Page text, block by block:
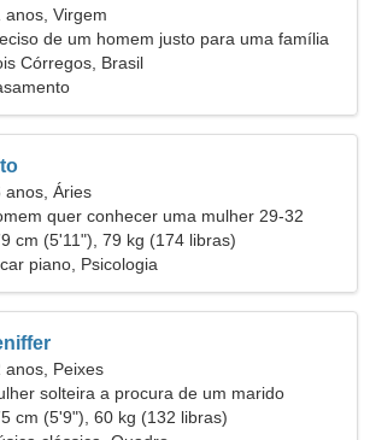
anos, Virgem
de um homem justo para uma família
Córregos, Brasil
anos, Áries
quer conhecer uma mulher 29-32
cm (5'11"), 79 kg (174 libras)
piano, Psicologia
anos, Peixes
solteira a procura de um marido
cm (5'9"), 60 kg (132 libras)